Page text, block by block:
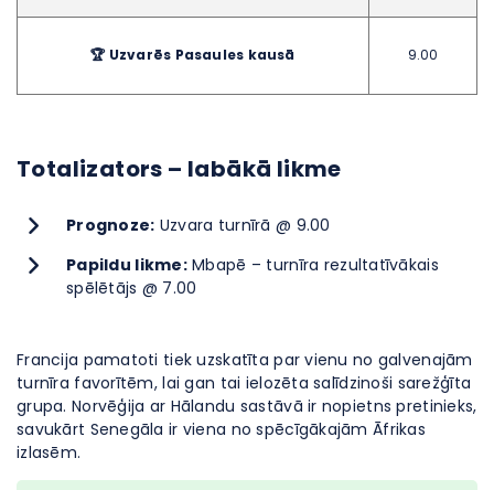
🏆 Uzvarēs Pasaules kausā 9.00
Totalizators – labākā likme
Prognoze: Uzvara turnīrā @ 9.00
Papildu likme:Mbapē – turnīra rezultatīvākais
spēlētājs @ 7.00
Francija pamatoti tiek uzskatīta par vienu no galvenajām
turnīra favorītēm, lai gan tai ielozēta salīdzinoši sarežģīta
grupa. Norvēģija ar Hālandu sastāvā ir nopietns pretinieks,
savukārt Senegāla ir viena no spēcīgākajām Āfrikas
izlasēm.